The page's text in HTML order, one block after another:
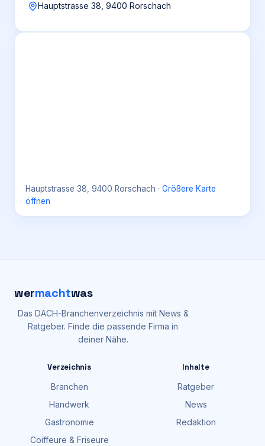
Hauptstrasse 38, 9400 Rorschach
Hauptstrasse 38, 9400 Rorschach · Größere Karte
öffnen
wermachtwas
Das DACH-Branchenverzeichnis mit News &
Ratgeber. Finde die passende Firma in
deiner Nähe.
Verzeichnis
Branchen
Handwerk
Gastronomie
Coiffeure & Friseure
Inhalte
Ratgeber
News
Redaktion